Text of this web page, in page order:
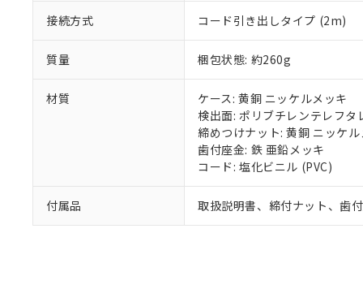
接続方式 コード引き出しタイプ (2m)
質量 梱包状態: 約260g
材質
ケース: 黄銅 ニッケルメッキ
検出面: ポリブチレンテレフタ
締めつけナット: 黄銅 ニッケル
歯付座金: 鉄 亜鉛メッキ
コード: 塩化ビニル (PVC)
付属品 取扱説明書、締付ナット、歯